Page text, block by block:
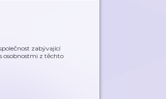
zabývající
osobnostmi z těchto